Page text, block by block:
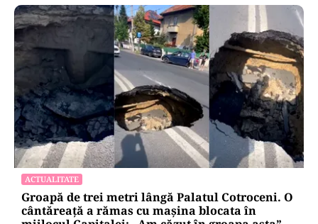
AUTO
Noua rovinietă intră în vigoare de la 1
octombrie 2026. Ce se schimbă pentru
transportatori